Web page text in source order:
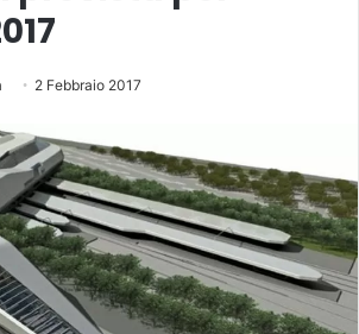
2 Febbraio 2017